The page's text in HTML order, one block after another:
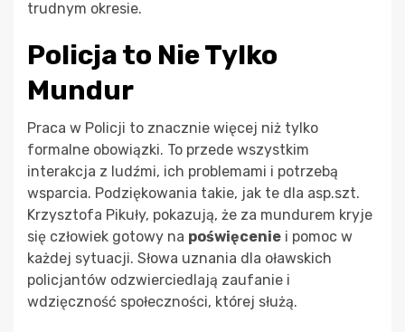
trudnym okresie.
Policja to Nie Tylko
Mundur
Praca w Policji to znacznie więcej niż tylko
formalne obowiązki. To przede wszystkim
interakcja z ludźmi, ich problemami i potrzebą
wsparcia. Podziękowania takie, jak te dla asp.szt.
Krzysztofa Pikuły, pokazują, że za mundurem kryje
się człowiek gotowy na poświęcenie i pomoc w
każdej sytuacji. Słowa uznania dla oławskich
policjantów odzwierciedlają zaufanie i
wdzięczność społeczności, której służą.